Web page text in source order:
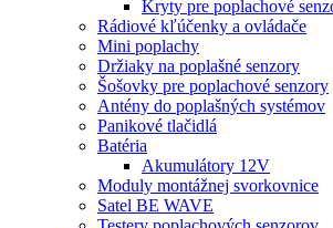
Kryty pre poplachové
Rádiové kľúčenky a ovládače
Mini poplachy
Držiaky na poplašné senzory
Šošovky pre poplachové senzory
Antény do poplašných systémov
Panikové tlačidlá
Batéria
Akumulátory 12V
Moduly montážnej svorkovnice
Satel BE WAVE